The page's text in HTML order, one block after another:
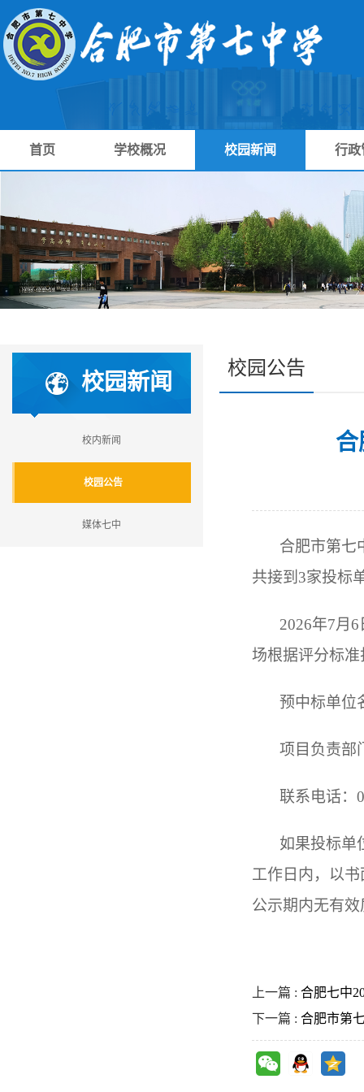
首页 学校概况 校园新闻 行政
校园新闻
校内新闻
校园公告
媒体七中
校园公告
合
合肥市第七
共接到3家投标
2026年7月
场根据评分标
预中标单位
项目负责部
联系电话
如果投标单
工作日内，以
公示期内无有
上一篇 : 合肥七中
下一篇 : 合肥市第